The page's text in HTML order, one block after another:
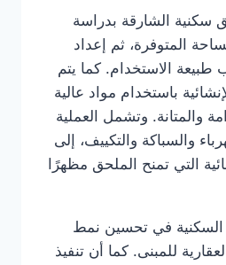
سكنية الشارقة بدراسة
المتوفرة، ثم إعداد
الاستخدام. كما يتم
باستخدام مواد عالية
والمتانة. وتشمل العملية
والسباكة والتكييف، إلى
التي تمنح الملحق مظهرًا
السكنية في تحسين نمط
للمبنى. كما أن تنفيذ